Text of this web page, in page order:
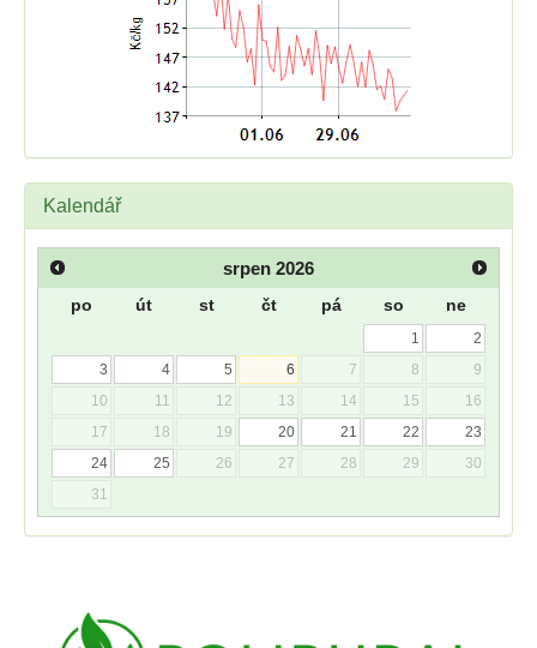
Kalendář
srpen 2026
po út st čt pá so ne
1
2
3
4 5 6 7 8
9
10
11 12 13 14 15
16
17
18 19 20 21 22
23
24
25 26 27 28 29
30
31